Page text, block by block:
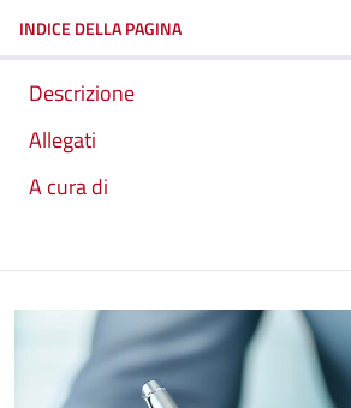
INDICE DELLA PAGINA
Descrizione
Allegati
A cura di